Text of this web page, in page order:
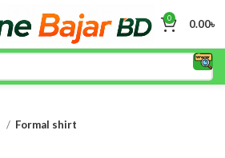
0 0.00৳
Formal shirt